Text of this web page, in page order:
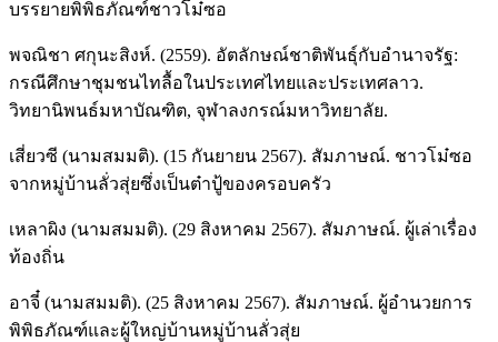
บรรยายพิพิธภัณฑ์ชาวโม๋ซอ
พจณิชา ศกุนะสิงห์. (2559). อัตลักษณ์ชาติพันธุ์กับอำนาจรัฐ:
กรณีศึกษาชุมชนไทลื้อในประเทศไทยและประเทศลาว.
วิทยานิพนธ์มหาบัณฑิต, จุฬาลงกรณ์มหาวิทยาลัย.
เสี่ยวซี (นามสมมติ). (15 กันยายน 2567). สัมภาษณ์. ชาวโม๋ซอ
จากหมู่บ้านลั่วสุ่ยซึ่งเป็นต๋าปู้ของครอบครัว
เหลาผิง (นามสมมติ). (29 สิงหาคม 2567). สัมภาษณ์. ผู้เล่าเรื่อง
ท้องถิ่น
อาจี๋ (นามสมมติ). (25 สิงหาคม 2567). สัมภาษณ์. ผู้อำนวยการ
พิพิธภัณฑ์และผู้ใหญ่บ้านหมู่บ้านลั่วสุ่ย